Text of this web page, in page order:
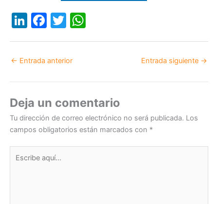
Li
e
dI
n
F
e
b
o
o
k
T
er
A
p
p
← Entrada anterior Entrada siguiente →
Deja un comentario
Tu dirección de correo electrónico no será publicada. Los
campos obligatorios están marcados con *
aquí...